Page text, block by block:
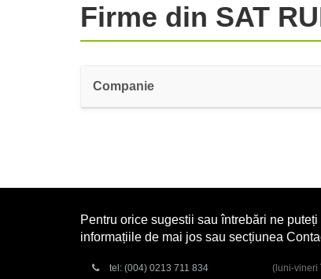
Firme din SAT
Companie
Pentru orice sugestii sau întrebări ne
informațiile de mai jos sau secțiunea
tel: (004) 0213 711 834
(luni-vineri